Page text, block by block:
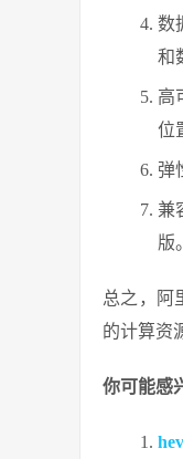
数
和
高
位
弹
兼
版
总之，阿
的计算资
你可能感